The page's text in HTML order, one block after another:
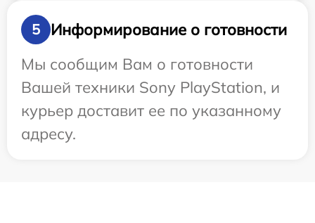
5
Информирование о готовности
Мы сообщим Вам о готовности
Вашей техники Sony PlayStation, и
курьер доставит ее по указанному
адресу.